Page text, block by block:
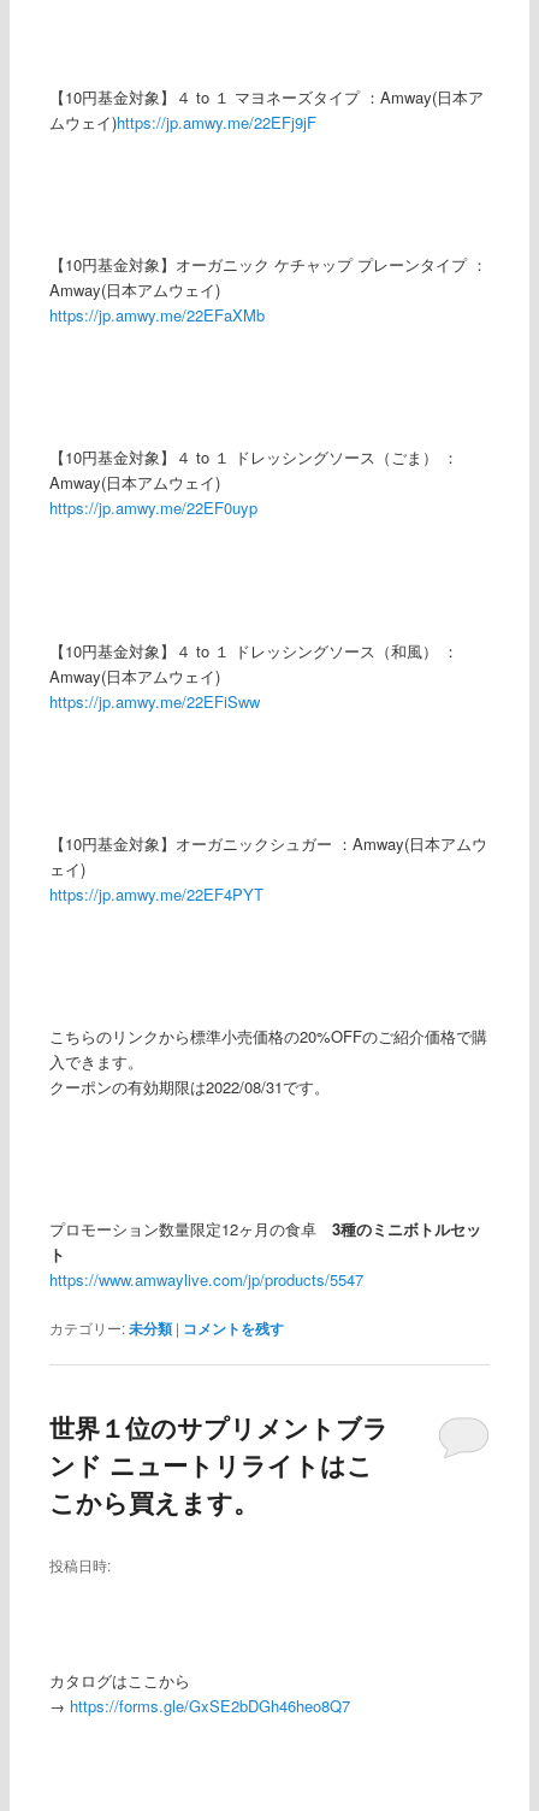
【10円基金対象】４ to １ マヨネーズタイプ ：Amway(日本ア
ムウェイ)https://jp.amwy.me/22EFj9jF
【10円基金対象】オーガニック ケチャップ プレーンタイプ ：
Amway(日本アムウェイ)
https://jp.amwy.me/22EFaXMb
【10円基金対象】４ to １ ドレッシングソース（ごま） ：
Amway(日本アムウェイ)
https://jp.amwy.me/22EF0uyp
【10円基金対象】４ to １ ドレッシングソース（和風） ：
Amway(日本アムウェイ)
https://jp.amwy.me/22EFiSww
【10円基金対象】オーガニックシュガー ：Amway(日本アムウ
ェイ)
https://jp.amwy.me/22EF4PYT
こちらのリンクから標準小売価格の20%OFFのご紹介価格で購
入できます。
クーポンの有効期限は2022/08/31です。
プロモーション数量限定12ヶ月の食卓 3種のミニボトルセッ
ト
https://www.amwaylive.com/jp/products/5547
カテゴリー:未分類 | コメントを残す
世界１位のサプリメントブラ
ンド ニュートリライトはこ
こから買えます。
投稿日時:
カタログはここから
→ https://forms.gle/GxSE2bDGh46heo8Q7